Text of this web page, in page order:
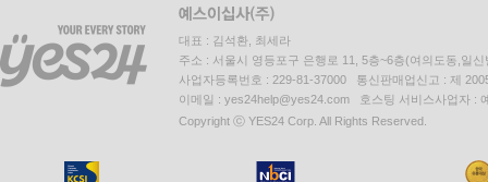
대표 : 김석환, 최세라
주소 : 서울시 영등포구 은행로 11, 5층~6층(여의도동,일신
사업자등록번호 : 229-81-37000 통신판매업신고 : 제
이메일 : yes24help@yes24.com 호스팅 서비스사업자 :
Copyright ⓒ YES24 Corp. All Rights Reserved.